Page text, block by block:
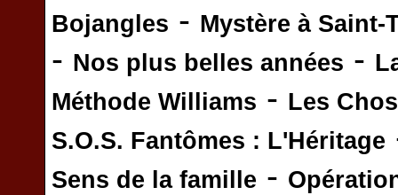
Bojangles - Mystère à Saint-
- Nos plus belles années -
Méthode Williams - Les
S.O.S. Fantômes : L'Héritage
Sens de la famille -